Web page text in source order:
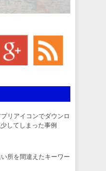
プリアイコンでダウンロ
してしまった事例
い所を間違えたキーワー